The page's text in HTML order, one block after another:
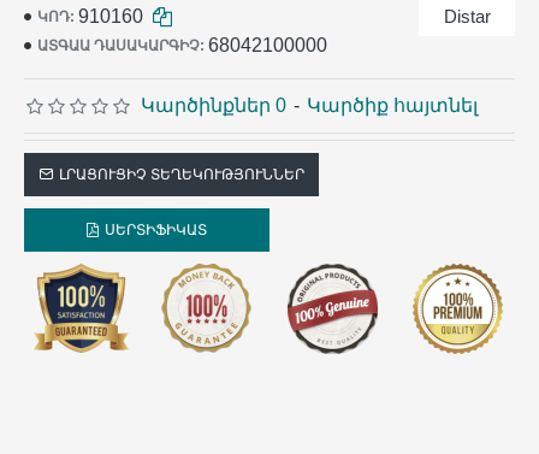
ԿՈԴ: 910160
ԱՏԳԱԱ ԴԱՍԱԿԱՐԳԻՉ: 68042100000
Distar
Կարծինքներ 0 - Կարծիք հայտնել
ԼՐԱՑՈՒՑԻՉ ՏԵՂԵԿՈՒԹՅՈՒՆՆԵՐ
ՍԵՐՏԻՖԻԿԱՏ